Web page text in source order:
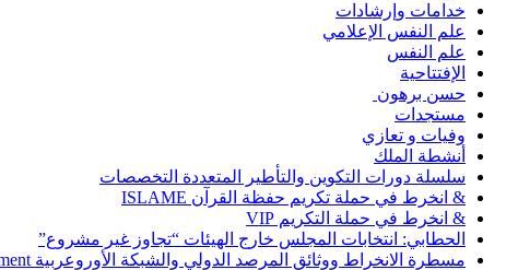
خدامات وإرشادات
علم النفس الإعلامي
علم النفس
الإفتتاحية
حسن برهون
مستجدات
وفيات و تعازي
أنشطة الملك
سلسلة دورات التكوين والتأطير المتعددة التخصصات
& انخرط في حملة تكريم حفظة القرآن ISLAME
& انخرط في حملة التكريم VIP
الحطابي: انتخابات المجلس خارج الهيئات “تجاوز غير مشروع”
مسطرة الانخراط ووثائق المرصد الدولي والشبكة الأوروعربية Abonnement